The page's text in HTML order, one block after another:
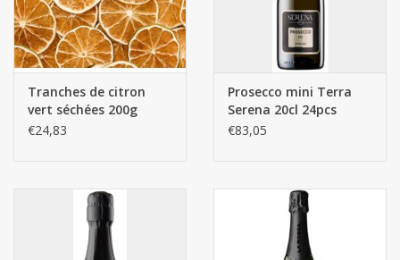
Tranches de citron
vert séchées 200g
€24,83
Prosecco mini Terra
Serena 20cl 24pcs
€83,05